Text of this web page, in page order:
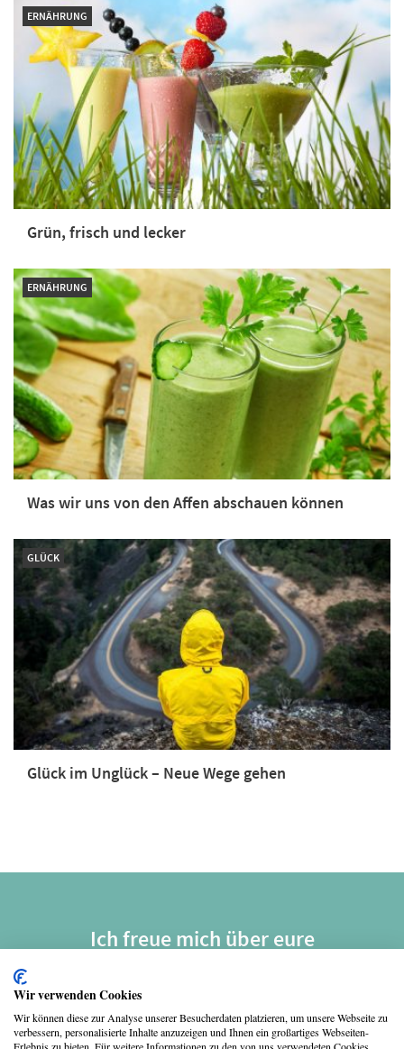
ERNÄHRUNG
Grün, frisch und lecker
ERNÄHRUNG
Was wir uns von den Affen abschauen können
GLÜCK
Glück im Unglück – Neue Wege gehen
Ich freue mich über eure
Wir verwenden Cookies
Wir können diese zur Analyse unserer Besucherdaten platzieren, um unsere Webseite zu
verbessern, personalisierte Inhalte anzuzeigen und Ihnen ein großartiges Webseiten-